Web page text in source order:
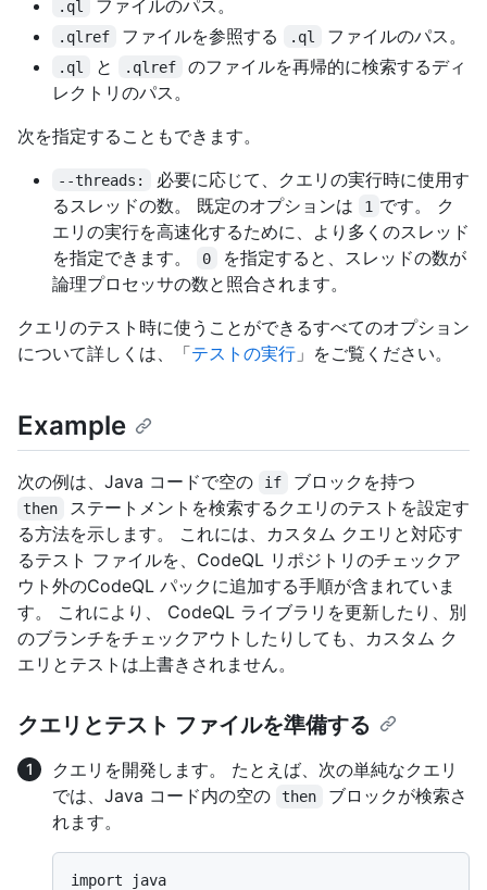
.ql ファイルのパス。
.qlref ファイルを参照する .ql ファイルのパス。
.ql と .qlref
のファイルを再帰的に検索するディ
レクトリのパス。
次を指定することもできます。
--threads:
必要に応じて、クエリの実行時に使用す
るスレッドの数。 既定のオプションは
1 です。 ク
エリの実行を高速化するために、より多くのスレッド
を指定できます。
0
を指定すると、スレッドの数が
論理プロセッサの数と照合されます。
クエリのテスト時に使うことができるすべてのオプション
について詳しくは、「テストの実行 」をご覧ください。
Example
次の例は、Java コードで空の if ブロックを持つ
then
ステートメントを検索するクエリのテストを設定す
る方法を示します。 これには、カスタム クエリと対応す
るテスト ファイルを、CodeQL リポジトリのチェックア
ウト外のCodeQL パックに追加する手順が含まれていま
す。 これにより、 CodeQL ライブラリを更新したり、別
のブランチをチェックアウトしたりしても、カスタム ク
エリとテストは上書きされません。
クエリとテスト ファイルを準備する
クエリを開発します。 たとえば、次の単純なクエリ
では、Java コード内の空の
then
ブロックが検索さ
れます。
import java